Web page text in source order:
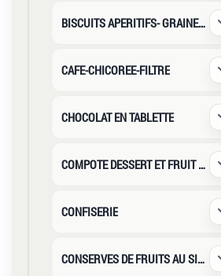
BISCUITS APERITIFS- GRAINES SA
CAFE-CHICOREE-FILTRE
CHOCOLAT EN TABLETTE
COMPOTE DESSERT ET FRUIT AU SIROP
CONFISERIE
CONSERVES DE FRUITS AU SIROP